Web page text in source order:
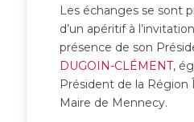
Les échanges se sont
d’un apéritif à
présence de son
DUGOIN-CLÉMENT,
Président de la Région
Maire de Mennecy.